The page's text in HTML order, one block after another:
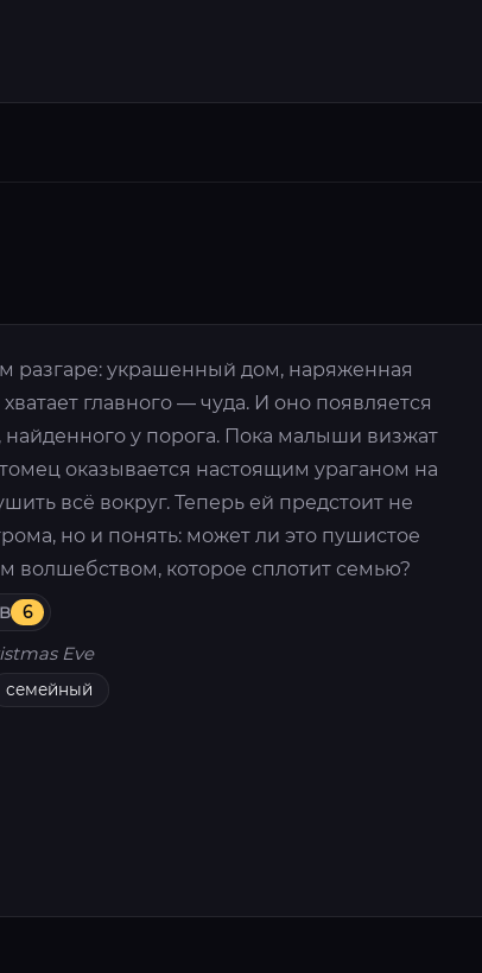
разгаре: украшенный дом, наряженная
главного — чуда. И оно появляется
найденного у порога. Пока малыши визжат
оказывается настоящим ураганом на
всё вокруг. Теперь ей предстоит не
но и понять: может ли это пушистое
волшебством, которое сплотит семью?
6
Eve
семейный